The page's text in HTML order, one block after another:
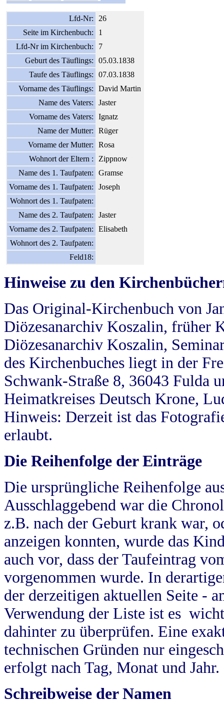
Lfd-Nr:
26
Seite im Kirchenbuch:
1
Lfd-Nr im Kirchenbuch:
7
Geburt des Täuflings:
05.03.1838
Taufe des Täuflings:
07.03.1838
Vorname des Täuflings:
David Martin
Name des Vaters:
Jaster
Vorname des Vaters:
Ignatz
Name der Mutter:
Rüger
Vorname der Mutter:
Rosa
Wohnort der Eltern :
Zippnow
Name des 1. Taufpaten:
Gramse
Vorname des 1. Taufpaten:
Joseph
Wohnort des 1. Taufpaten:
Name des 2. Taufpaten:
Jaster
Vorname des 2. Taufpaten:
Elisabeth
Wohnort des 2. Taufpaten:
Feld18:
Hinweise zu den
Das Original-Kirchenbuch von
Diözesanarchiv Koszalin, früher
Diözesanarchiv Koszalin,
des Kirchenbuches liegt in der
Schwank-Straße 8, 36043 Fulda
Heimatkreises Deutsch Krone,
Hinweis: Derzeit ist das
erlaubt.
Die Reihenfolge der Einträge
Die ursprüngliche Reihenfolge
Ausschlaggebend war die
z.B. nach der Geburt krank war,
anzeigen konnten, wurde das
auch vor, dass der Taufeintrag
vorgenommen wurde. In
der derzeitigen aktuellen Seite -
Verwendung der Liste ist es
dahinter zu überprüfen. Eine
technischen Gründen nur
erfolgt nach Tag, Monat und Jahr.
Schreibweise der Namen